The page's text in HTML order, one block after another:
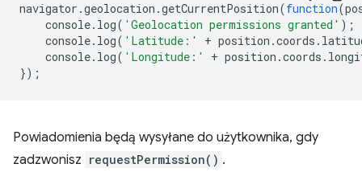
navigator .geolocation .getCurrentPosition(function(
console. log( 'Geolocation permissions granted' );
console. log( 'Latitude:' + position .coords .
console. log( 'Longitude:' + position .coords .
});
Powiadomienia będą wysyłane do użytkownika, gdy
zadzwonisz requestPermission() .